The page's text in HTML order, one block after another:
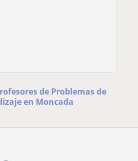
de Problemas de
en Moncada